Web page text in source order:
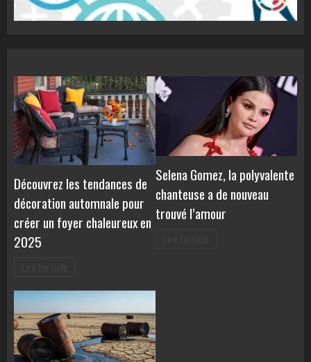
Découvrez les tendances de
décoration automnale pour
créer un foyer chaleureux en
2025
Selena Gomez, la polyvalente
chanteuse a de nouveau
trouvé l’amour